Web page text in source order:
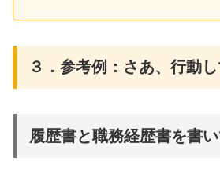
３．参考例：さあ、行動し
履歴書と職務経歴書を書い